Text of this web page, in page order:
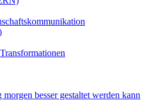
besser gestaltet werden kann